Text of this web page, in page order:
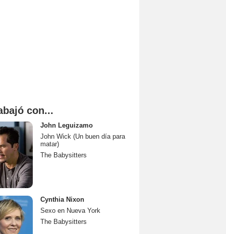
con...
John Leguizamo
John Wick (Un buen día para
matar)
The Babysitters
Cynthia Nixon
Sexo en Nueva York
The Babysitters